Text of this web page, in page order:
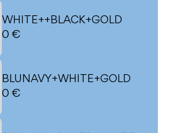
WHITE++BLACK+GOLD
0 €
BLUNAVY+WHITE+GOLD
0 €